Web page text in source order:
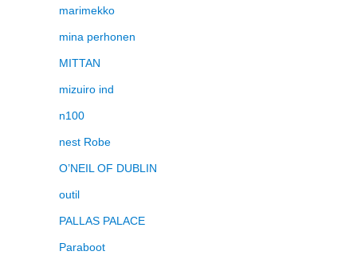
marimekko
mina perhonen
MITTAN
mizuiro ind
n100
nest Robe
O’NEIL OF DUBLIN
outil
PALLAS PALACE
Paraboot